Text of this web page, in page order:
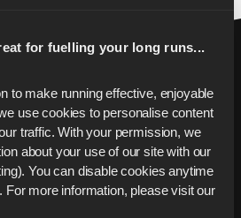
for fuelling your long runs...
to make running effective, enjoyable
use cookies to personalise content
traffic. With your permission, we
about your use of our site with our
You can disable cookies anytime
in your browser settings. For more information, please visit our